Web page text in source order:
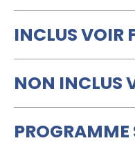
INCLUS VOIR
NON INCLUS
PROGRAMME